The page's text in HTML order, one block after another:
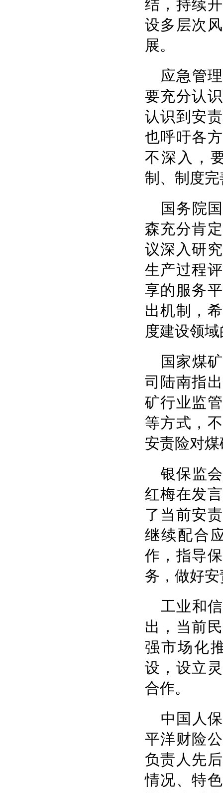
结，持续
设多层次
展。
应急管
要充分认
认识到安
也呼吁各
不深入，
制、制度
国务院
森充分肯
议深入研
生产过程
享的服务
出机制，
度建设领
国家煤
司陆南指
矿行业监
等方式，
安责险对
银保监
红梅在发
了当前安
继续配合
作，指导
务，做好
工业和
出，当前
强市场化
设，设立
合作。
中国人
平洋财险
负责人先
情况、特